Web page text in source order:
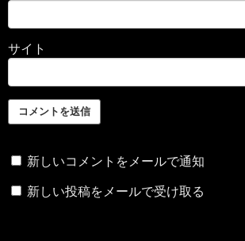
サイト
新しいコメントをメールで通知
新しい投稿をメールで受け取る